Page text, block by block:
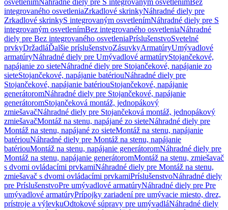
osvetlenímNáhradné diely pre S integrovaným osvetlenímBez
integrovaného osvetleniaZrkadlové skrinkyNáhradné diely pre
Zrkadlové skrinkyS integrovaným osvetlenímNáhradné diely pre S
integrovaným osvetlenímBez integrovaného osvetleniaNáhradné
diely pre Bez integrovaného osvetleniaPríslušenstvoSvetelné
prvkyDržadláĎalšie príslušenstvoZásuvkyArmatúryUmývadlové
armatúryNáhradné diely pre Umývadlové armatúryStojančekové,
napájanie zo sieteNáhradné diely pre Stojančekové, napájanie zo
sieteStojančekové, napájanie batériouNáhradné diely pre
Stojančekové, napájanie batériouStojančekové, napájanie
generátoromNáhradné diely pre Stojančekové, napájanie
generátoromStojančeková montáž, jednopákový
zmiešavačNáhradné diely pre Stojančeková montáž, jednopákový
zmiešavačMontáž na stenu, napájané zo sieteNáhradné diely pre
Montáž na stenu, napájané zo sieteMontáž na stenu, napájanie
batériouNáhradné diely pre Montáž na stenu, napájanie
batériouMontáž na stenu, napájanie generátoromNáhradné diely pre
Montáž na stenu, napájanie generátoromMontáž na stenu, zmiešavač
s dvomi ovládacími prvkamiNáhradné diely pre Montáž na stenu,
zmiešavač s dvomi ovládacími prvkamiPríslušenstvoNáhradné diely
pre PríslušenstvoPre umývadlové armatúryNáhradné diely pre Pre
umývadlové armatúryPrípojky zariadení pre umývacie miesto, drez,
prístroje a výlevkuOdtokové súpravy pre umývadláNáhradné diely